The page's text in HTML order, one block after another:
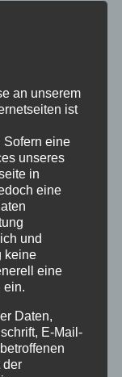
Erfolg.
zuerst auf
überhaupt
sich klar
oder um
Aus dem
ab.
an unserem
ist
Sofern eine
unseres
in
eine
und
keine
eine
ein.
Daten,
E-Mail-
der